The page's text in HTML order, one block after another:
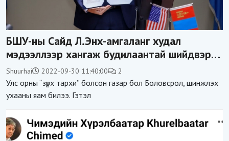
БШУ-ны Сайд Л.Энх-амгаланг худал
мэдээллээр хангаж будилаантай шийдвэр
гаргуулдаг яамныхны бульхай...
Shuurhai 2022-09-30 11:40:00 2
Улс орны “зүрх тархи” болсон газар бол Боловсрол, шинжлэх
ухааны яам билээ. Гэтэл